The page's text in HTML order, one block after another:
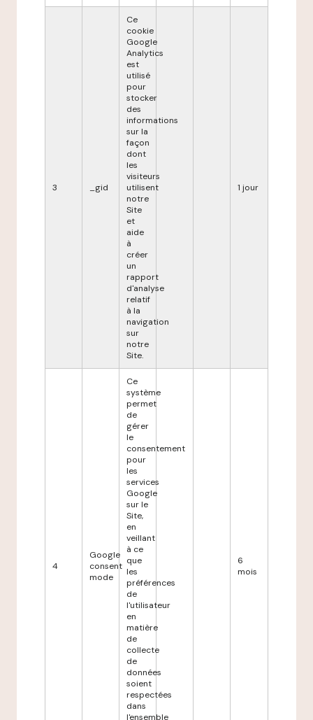
3 _gid
Ce
cookie
Google
Analytics
est
utilisé
pour
stocker
des
informations
sur la
façon
dont
les
visiteurs
utilisent
notre
Site
et
aide
à
créer
un
rapport
d'analyse
relatif
à la
navigation
sur
notre
Site.
1 jour
4
Google
consent
mode
Ce
système
permet
de
gérer
le
consentement
pour
les
services
Google
sur le
Site,
en
veillant
à ce
que
les
préférences
de
l'utilisateur
en
matière
de
collecte
de
données
soient
respectées
dans
l'ensemble
6
mois